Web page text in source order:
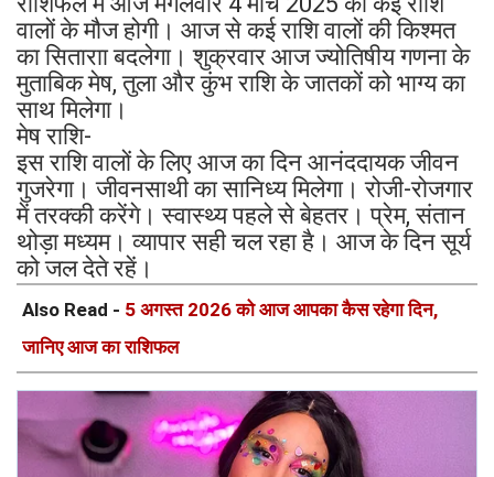
वालों के मौज होगी। आज से कई राशि वालों की किश्मत
का सिताराा बदलेगा। शुक्रवार आज ज्योतिषीय गणना के
मुताबिक मेष, तुला और कुंभ राशि के जातकों को भाग्य का
साथ मिलेगा।
मेष राशि-
इस राशि वालों के लिए आज का दिन आनंददायक जीवन
गुजरेगा। जीवनसाथी का सानिध्य मिलेगा। रोजी-रोजगार
में तरक्की करेंगे। स्वास्थ्य पहले से बेहतर। प्रेम, संतान
थोड़ा मध्यम। व्यापार सही चल रहा है। आज के दिन सूर्य
को जल देते रहें।
Also Read - 5 अगस्त 2026 को आज आपका कैस रहेगा दिन,
जानिए आज का राशिफल